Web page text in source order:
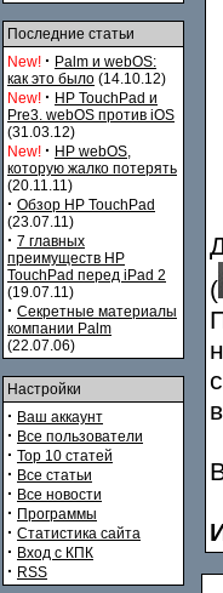
Последние статьи
New! · Palm и webOS:
как это было (14.10.12)
New! · HP TouchPad и
Pre3. webOS против iOS
(31.03.12)
New! · HP webOS,
которую жалко потерять
(20.11.11)
· Обзор HP TouchPad
(23.07.11)
· 7 главных
преимуществ HP
TouchPad перед iPad 2
(19.07.11)
· Секретные материалы
компании Palm
(22.07.06)
Настройки
· Ваш аккаунт
· Все пользователи
· Top 10 статей
· Все статьи
· Все новости
· Программы
· Статистика сайта
· Вход с КПК
· RSS
(